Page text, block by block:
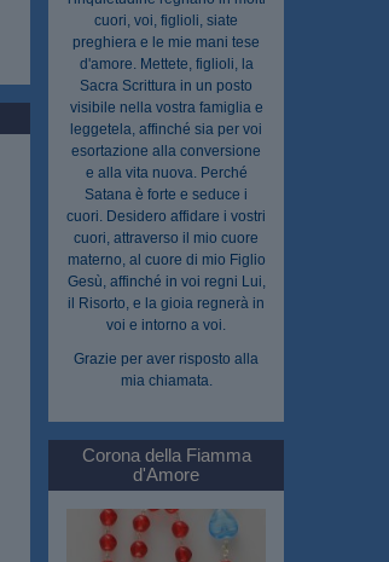
cuori, voi, figlioli, siate
preghiera e le mie mani tese
d'amore. Mettete, figlioli, la
Sacra Scrittura in un posto
visibile nella vostra famiglia e
leggetela, affinché sia per voi
esortazione alla conversione
e alla vita nuova. Perché
Satana è forte e seduce i
cuori. Desidero affidare i vostri
cuori, attraverso il mio cuore
materno, al cuore di mio Figlio
Gesù, affinché in voi regni Lui,
il Risorto, e la gioia regnerà in
voi e intorno a voi.
Grazie per aver risposto alla
mia chiamata.
Corona della Fiamma
d'Amore